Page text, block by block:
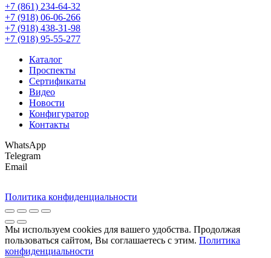
+7 (861) 234-64-32
+7 (918) 06-06-266
+7 (918) 438-31-98
+7 (918) 95-55-277
Каталог
Проспекты
Сертификаты
Видео
Новости
Конфигуратор
Контакты
WhatsApp
Telegram
Email
Политика конфиденциальности
Мы используем cookies для вашего удобства. Продолжая
пользоваться сайтом, Вы соглашаетесь с этим. Политика
конфиденциальности